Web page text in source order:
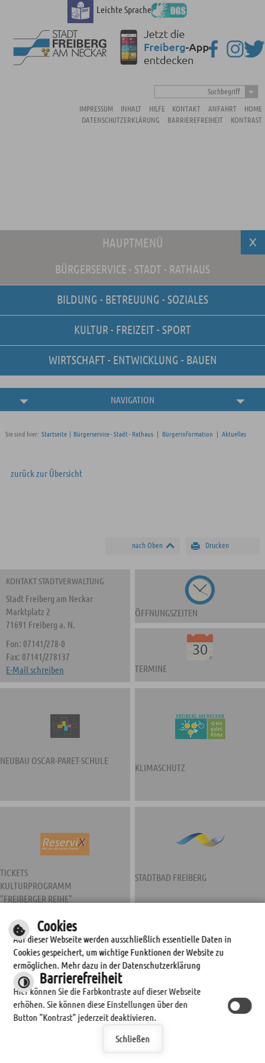
Leichte Sprache
Suchbegriff
IMPRESSUM
INHALT HILFE KONTAKT ANFAHRT
HOME
DATENSCHUTZERKLÄRUNG
BARRIEREFREIHEIT KONTRAST
HAUPTMENÜ
BÜRGERSERVICE - STADT - RATHAUS
BILDUNG - BETREUUNG - SOZIALES
KULTUR - FREIZEIT - SPORT
WIRTSCHAFT - ENTWICKLUNG - BAUEN
Unsere Stellenangebote
Online-Terminvereinbarung
Amtliche
Bekanntmachungen
NAVIGATION
Sie sind hier: Startseite | Bürgerservice - Stadt - Rathaus | Bürgerinformation | Aktuelles
zurück zur Übersicht
Drucken
nach Oben
KONTAKT STADTVERWALTUNG
Stadt Freiberg am Neckar
Marktplatz 2
71691 Freiberg a. N.
Fon: 07141/278-0
Fax: 07141/278137
E-Mail schreiben
ÖFFNUNGSZEITEN
TERMINE
NEUBAU OSCAR-PARET-SCHULE
KLIMASCHUTZ
TICKETS
KULTURPROGRAMM
"FREIBERGER REIHE"
STADTBAD FREIBERG
STADTWERKE FREIBERG
Cookies
Auf dieser Webseite werden ausschließlich essentielle Daten in
Cookies gespeichert, um wichtige Funktionen der Website zu
ermöglichen. Mehr dazu in der Datenschutzerklärung
Barrierefreiheit
Hier können Sie die Farbkontraste auf dieser Webseite
erhöhen. Sie können diese Einstellungen über den
Button "Kontrast" jederzeit deaktivieren.
Schließen